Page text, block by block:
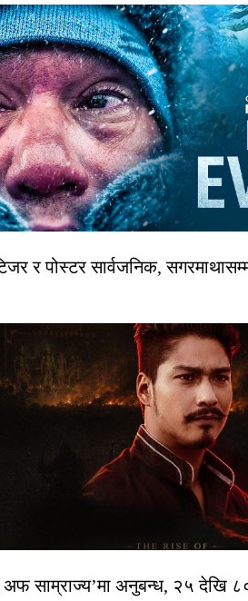
र पोस्टर सार्वजनिक,
अफ साम्राज्य’मा अनुबन्ध, २५ देखि